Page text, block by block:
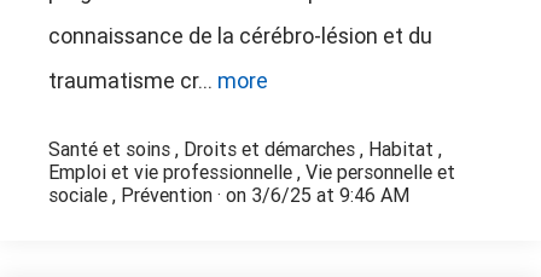
connaissance de la cérébro-lésion et du
traumatisme cr... more
Santé et soins , Droits et démarches , Habitat ,
Emploi et vie professionnelle , Vie personnelle et
sociale , Prévention · on 3/6/25 at 9:46 AM